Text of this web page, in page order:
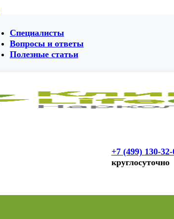
Специалисты
Вопросы и ответы
Полезные статьи
+7 (499) 130-32-
круглосуточно